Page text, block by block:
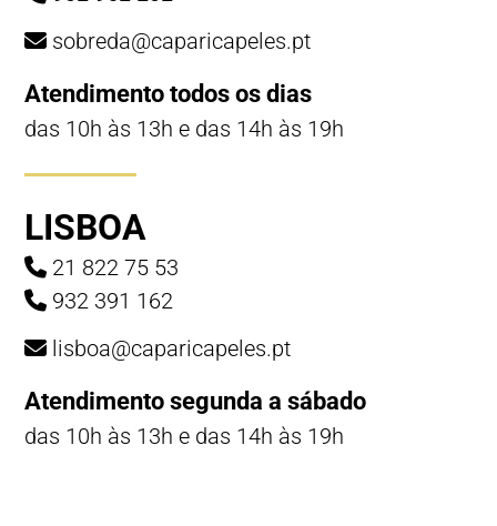
sobreda@caparicapeles.pt
Atendimento todos os dias
das 10h às 13h e das 14h às 19h
LISBOA
21 822 75 53
932 391 162
lisboa@caparicapeles.pt
Atendimento segunda a sábado
das 10h às 13h e das 14h às 19h